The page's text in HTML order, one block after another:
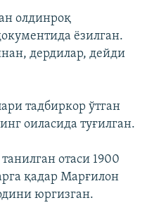
олдинроқ
ëзилган.
дердилар, дейди
тадбиркор ўтган
оиласида туғилган.
отаси 1900
қадар Марғилон
юргизган.